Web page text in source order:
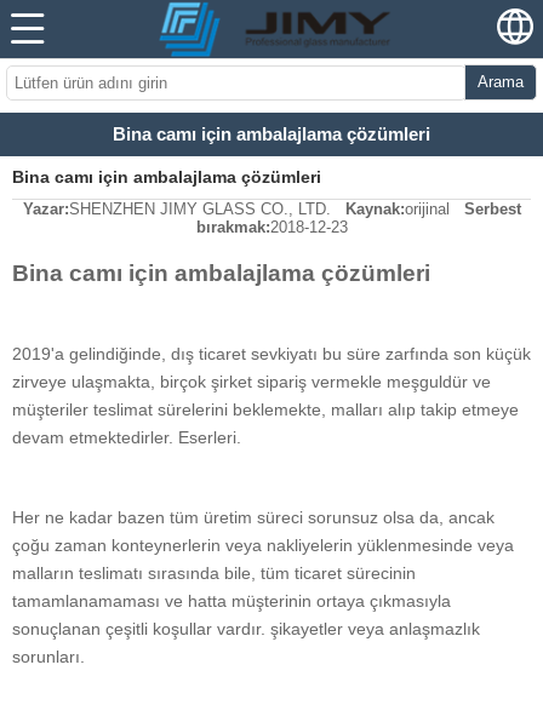
Arama
Bina camı için ambalajlama çözümleri
Bina camı için ambalajlama çözümleri
Yazar:SHENZHEN JIMY GLASS CO., LTD. Kaynak:orijinal
Serbest
bırakmak:2018-12-23
Bina camı için ambalajlama çözümleri
2019'a gelindiğinde, dış ticaret sevkiyatı bu süre zarfında son küçük
zirveye ulaşmakta, birçok şirket sipariş vermekle meşguldür ve
müşteriler teslimat sürelerini beklemekte, malları alıp takip etmeye
devam etmektedirler. Eserleri.
Her ne kadar bazen tüm üretim süreci sorunsuz olsa da, ancak
çoğu zaman konteynerlerin veya nakliyelerin yüklenmesinde veya
malların teslimatı sırasında bile, tüm ticaret sürecinin
tamamlanamaması ve hatta müşterinin ortaya çıkmasıyla
sonuçlanan çeşitli koşullar vardır. şikayetler veya anlaşmazlık
sorunları.